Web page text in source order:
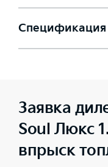
Спецификация
Заявка
Soul Люкс
впрыск